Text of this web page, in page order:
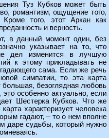
Туз Кубков может быть
романтизм, ощущение того,
Кроме того, этот Аркан как
и верность.
в данный момент один, без
указывает на то, что
дел изменится в лучшую
к этому прикладывать не
сама. Если же речь
симпатии, то эта карта
большая, безоглядная любовь
особенно актуально, если
Шестерка Кубков. Что же
характеризует человека
гадают, – то о нем вполне
даре судьбы, который нужно